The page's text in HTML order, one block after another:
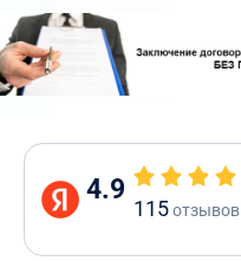
4.9
115отзывов